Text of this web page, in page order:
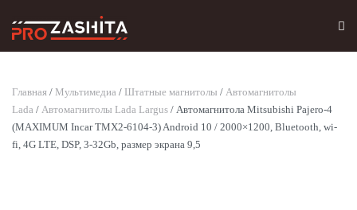
Skip to main content
Главная / Мультимедиа / Штатные магнитолы / Автомагнитолы
Lada / Автомагнитолы Lada Largus / Автомагнитола Mitsubishi Pajero-4
(MAXIMUM Incar TMX2-6104-3) Android 10 / 2000×1200, Bluetooth, wi-
fi, 4G LTE, DSP, 3-32Gb, размер экрана 9,5